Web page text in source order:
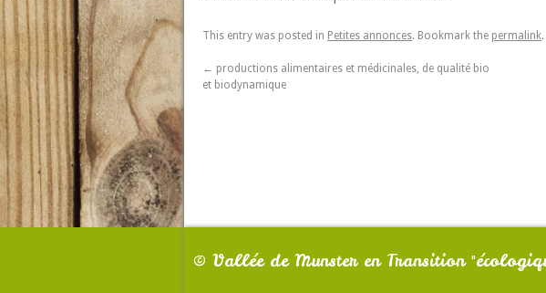
This entry was posted in Petites annonces. Bookmark the permalink.
← productions alimentaires et médicinales, de qualité bio
et biodynamique
© Vallée de Munster en Transition